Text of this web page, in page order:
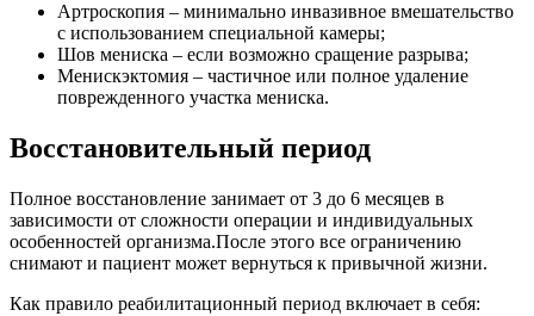
Артроскопия – минимально инвазивное вмешательство
с использованием специальной камеры;
Шов мениска – если возможно сращение разрыва;
Менискэктомия – частичное или полное удаление
поврежденного участка мениска.
Восстановительный период
Полное восстановление занимает от 3 до 6 месяцев в
зависимости от сложности операции и индивидуальных
особенностей организма.После этого все ограничению
снимают и пациент может вернуться к привычной жизни.
Как правило реабилитационный период включает в себя: